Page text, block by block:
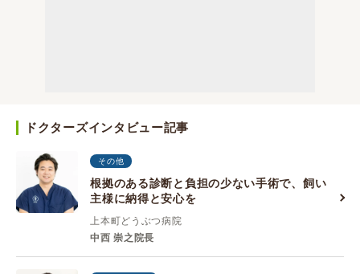
ドクターズインタビュー記事
その他
根拠のある診断と負担の少ない手術で、飼い
主様に納得と安心を
上本町どうぶつ病院
中西 崇之院長